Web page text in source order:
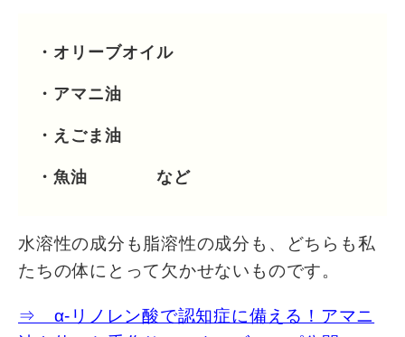
・オリーブオイル
・アマニ油
・えごま油
・魚油 など
水溶性の成分も脂溶性の成分も、どちらも私
たちの体にとって欠かせないものです。
⇒ α-リノレン酸で認知症に備える！アマニ